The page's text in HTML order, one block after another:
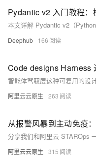
Deephub 166
Code designs Harness
阿里云云原生 263
从报警风暴到主动免疫
分享我们和阿里云 STAROps
阿里云云原生 315